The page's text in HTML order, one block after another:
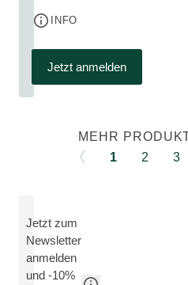
INFO
Jetzt anmelden
MEHR
1
2 3
Jetzt zum
Newsletter
anmelden
und -10%